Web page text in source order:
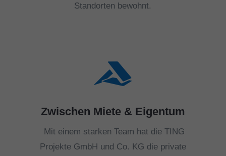
Standorten bewohnt.

Zwischen Miete & Eigentum
Mit einem starken Team hat die TING
Projekte GmbH und Co. KG die private